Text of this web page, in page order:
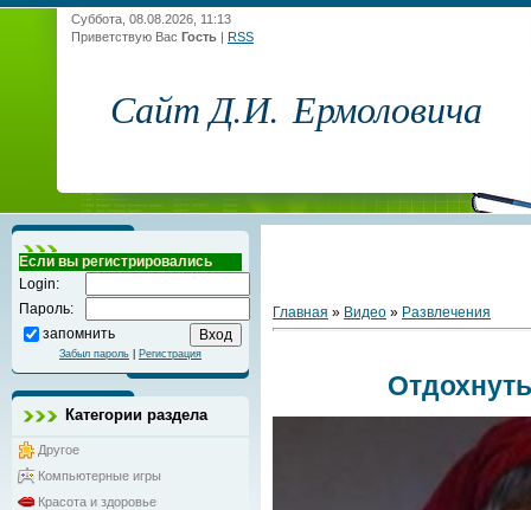
Суббота, 08.08.2026, 11:13
Приветствую Вас Гость | RSS
Сайт Д.И. Ермоловича
Если вы регистрировались
Login:
Пароль:
запомнить
Забыл пароль Регистрация
Категории раздела
Другое
Компьютерные игры
Красота и здоровье
Главная » Видео » Развлечения